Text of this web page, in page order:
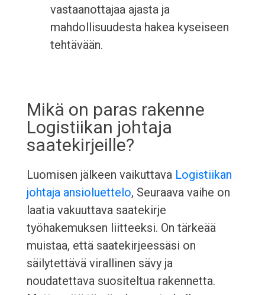
vastaanottajaa ajasta ja
mahdollisuudesta hakea kyseiseen
tehtävään.
Mikä on paras rakenne
Logistiikan johtaja
saatekirjeille?
Luomisen jälkeen vaikuttava Logistiikan
johtaja ansioluettelo, Seuraava vaihe on
laatia vakuuttava saatekirje
työhakemuksen liitteeksi. On tärkeää
muistaa, että saatekirjeessäsi on
säilytettävä virallinen sävy ja
noudatettava suositeltua rakennetta.